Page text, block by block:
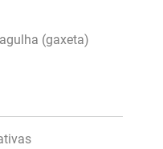
(gaxeta)